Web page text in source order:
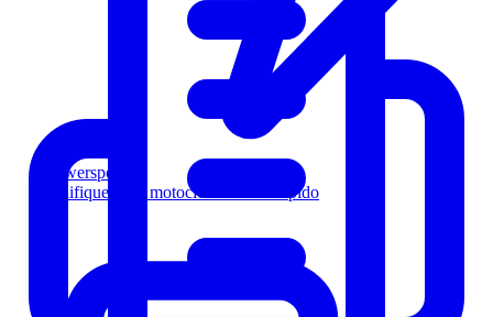
Powersports
Califique a los motociclistas más rápido